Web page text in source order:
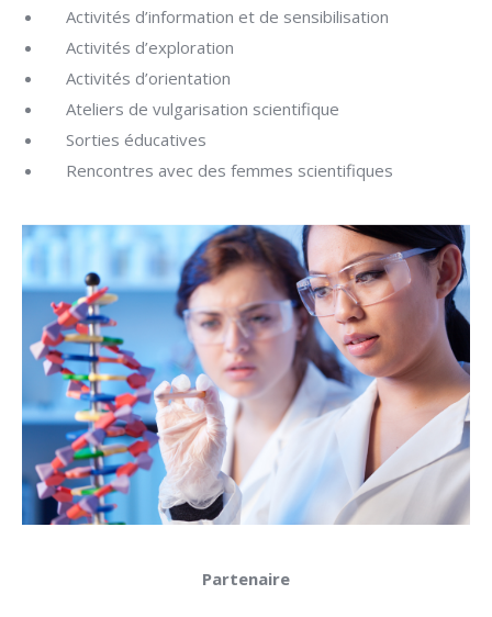
Activités d’information et de sensibilisation
Activités d’exploration
Activités d’orientation
Ateliers de vulgarisation scientifique
Sorties éducatives
Rencontres avec des femmes scientifiques
Partenaire